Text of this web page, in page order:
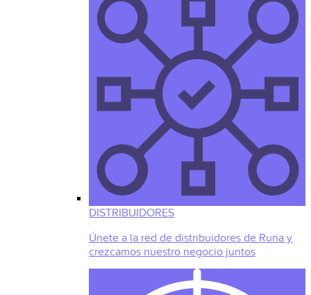
DISTRIBUIDORES
Únete a la red de distribuidores de Runa y
crezcamos nuestro negocio juntos